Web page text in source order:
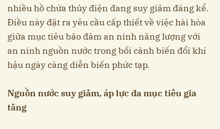
nhiều hồ chứa thủy điện đang suy giảm đáng kể.
Điều này đặt ra yêu cầu cấp thiết về việc hài hòa
giữa mục tiêu bảo đảm an ninh năng lượng với
an ninh nguồn nước trong bối cảnh biến đổi khí
hậu ngày càng diễn biến phức tạp.
Nguồn nước suy giảm, áp lực đa mục tiêu gia
tăng